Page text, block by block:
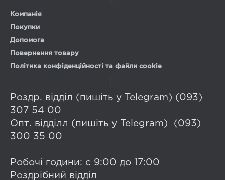
Компанія
Покупки
Допомога
Повернення товару
Політика конфіденційності та файли cookie
Роздр. відділ (пишіть у Telegram) (093)
307 54 00
Опт. відділл (пишіть у Telegram) (093)
300 35 00
Робочі години: с 9:00 до 17:00
Роздрібний відділ